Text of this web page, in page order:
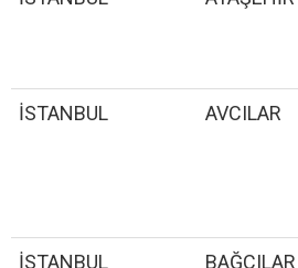
İSTANBUL AVCILAR
İSTANBUL BAĞCILAR